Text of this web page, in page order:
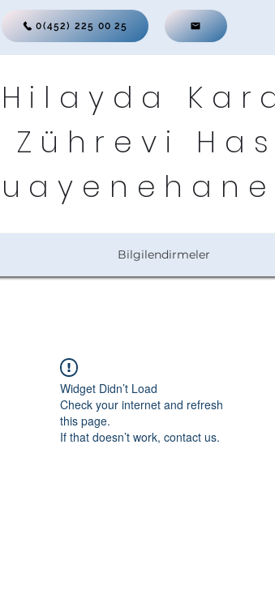
0(452) 225 00 25
Bilgilendirmeler
Widget Didn’t Load
Check your internet and refresh
this page.
If that doesn’t work, contact us.